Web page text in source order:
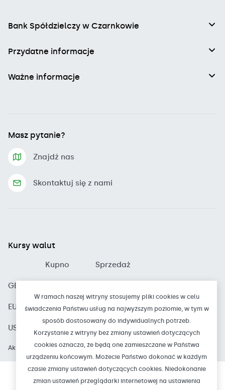
Bank Spółdzielczy w Czarnkowie
Przydatne informacje
Ważne informacje
Masz pytanie?
Znajdź nas
Skontaktuj się z nami
Kursy walut
Kupno Sprzedaż
GBP
EUR 4.1800 4.4200
USD
Aktualizacja: 2026-08-07 15:50
© Bank Spółdzielczy w Czarnkowie
W ramach naszej witryny stosujemy pliki cookies w celu
świadczenia Państwu usług na najwyższym poziomie, w tym w
sposób dostosowany do indywidualnych potrzeb.
Korzystanie z witryny bez zmiany ustawień dotyczących
cookies oznacza, że będą one zamieszczane w Państwa
urządzeniu końcowym. Możecie Państwo dokonać w każdym
czasie zmiany ustawień dotyczących cookies. Niedokonanie
zmian ustawień przeglądarki internetowej na ustawienia